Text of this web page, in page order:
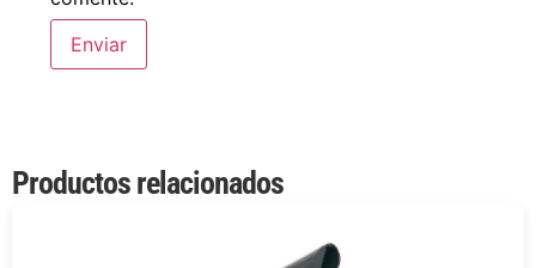
Productos relacionados